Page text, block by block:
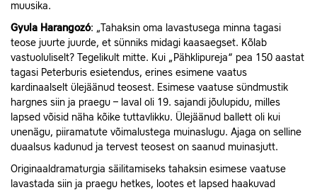
muusika.
Gyula Harangozó: „Tahaksin oma lavastusega minna tagasi
teose juurte juurde, et sünniks midagi kaasaegset. Kõlab
vastuoluliselt? Tegelikult mitte. Kui „Pähklipureja“ pea 150 aastat
tagasi Peterburis esietendus, erines esimene vaatus
kardinaalselt ülejäänud teosest. Esimese vaatuse sündmustik
hargnes siin ja praegu – laval oli 19. sajandi jõulupidu, milles
lapsed võisid näha kõike tuttavlikku. Ülejäänud ballett oli kui
unenägu, piiramatute võimalustega muinaslugu. Ajaga on selline
duaalsus kadunud ja tervest teosest on saanud muinasjutt.
Originaaldramaturgia säilitamiseks tahaksin esimese vaatuse
lavastada siin ja praegu hetkes, lootes et lapsed haakuvad